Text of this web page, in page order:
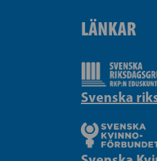
LÄNKAR
Svenska